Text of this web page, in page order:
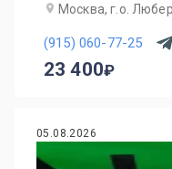
Москва, г.о.
(915) 060-77-25
23 400
05.08.2026